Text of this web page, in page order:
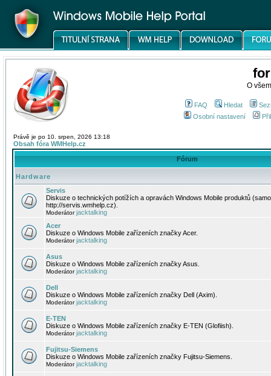
O
FAQ Hledat
Osobní nastavení
Právě je po 10. srpen, 2026 13:18
Obsah fóra WMHelp.cz
Fórum
Hardware
Servis
Diskuze o technických potížích a opravách Windows Mobile produktů
http://servis.wmhelp.cz).
Moderátorjacktalking
Acer
Diskuze o Windows Mobile zařízeních značky Acer.
Moderátorjacktalking
Asus
Diskuze o Windows Mobile zařízeních značky Asus.
Moderátorjacktalking
Dell
Diskuze o Windows Mobile zařízeních značky Dell (Axim).
Moderátorjacktalking
E-TEN
Diskuze o Windows Mobile zařízeních značky E-TEN (Glofiish).
Moderátorjacktalking
Fujitsu-Siemens
Diskuze o Windows Mobile zařízeních značky Fujitsu-Siemens.
Moderátorjacktalking